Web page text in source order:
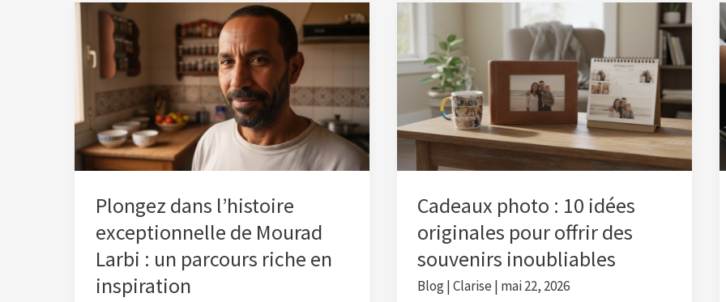
Plongez dans l’histoire
exceptionnelle de Mourad
Larbi : un parcours riche en
inspiration
Plongez
dans
l’histoire
exceptionnelle
de
Mourad
Larbi
:
un
parcours
riche
en
inspiration
Cadeaux photo : 10 idées
originales pour offrir des
souvenirs inoubliables
Blog|Clarise | mai 22, 2026
photo
:
10
idées
originales
offrir
souvenirs
inoubliables